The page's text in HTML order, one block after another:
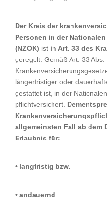
Der Kreis der
Personen in der
(NZOK) ist in Art. 33 des
geregelt. Gemäß Art. 33 Abs.
längerfristiger oder
gestattet ist, in der
pflichtversichert.
allgemeinsten Fall ab dem
Erlaubnis für:
• langfristig bzw.
• andauernd